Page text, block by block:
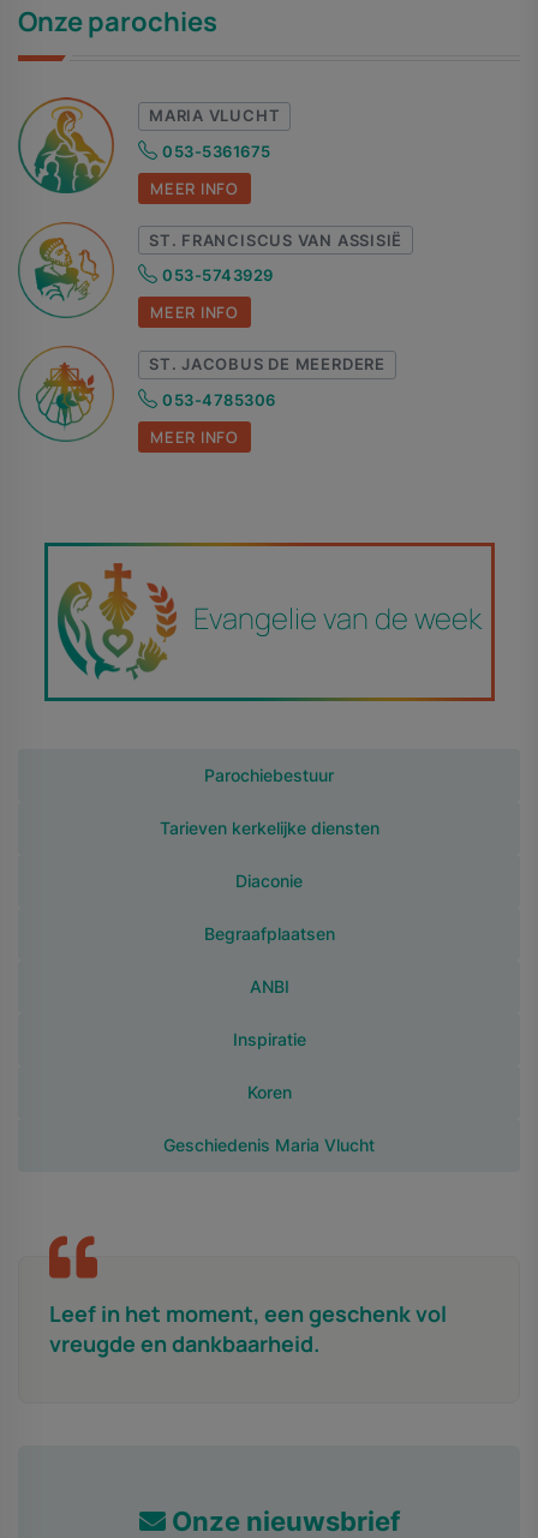
Onze parochies
MARIA VLUCHT
053-5361675
MEER INFO
ST. FRANCISCUS VAN ASSISIË
053-5743929
MEER INFO
ST. JACOBUS DE MEERDERE
053-4785306
MEER INFO
Parochiebestuur
Tarieven kerkelijke diensten
Diaconie
Begraafplaatsen
ANBI
Inspiratie
Koren
Geschiedenis Maria Vlucht
Leef in het moment, een geschenk vol
vreugde en dankbaarheid.
Onze nieuwsbrief